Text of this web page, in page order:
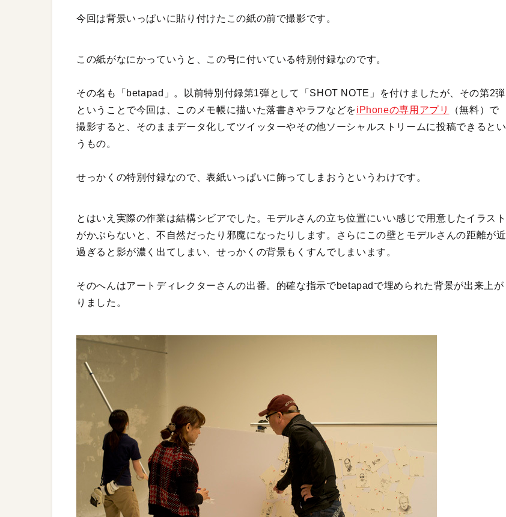
今回は背景いっぱいに貼り付けたこの紙の前で撮影です。
この紙がなにかっていうと、この号に付いている特別付録なのです。
その名も「betapad」。以前特別付録第1弾として「SHOT NOTE」を付けましたが、その第2弾
ということで今回は、このメモ帳に描いた落書きやラフなどをiPhoneの専用アプリ
（無料）で
撮影すると、そのままデータ化してツイッターやその他ソーシャルストリームに投稿できるとい
うもの。
せっかくの特別付録なので、表紙いっぱいに飾ってしまおうというわけです。
とはいえ実際の作業は結構シビアでした。モデルさんの立ち位置にいい感じで用意したイラスト
がかぶらないと、不自然だったり邪魔になったりします。さらにこの壁とモデルさんの距離が近
過ぎると影が濃く出てしまい、せっかくの背景もくすんでしまいます。
そのへんはアートディレクターさんの出番。的確な指示でbetapadで埋められた背景が出来上が
りました。